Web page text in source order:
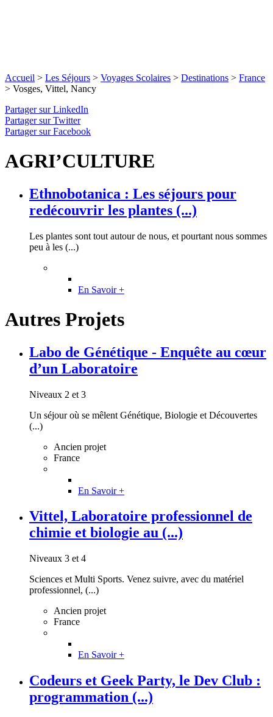
Accueil > Les Séjours > Voyages Scolaires > Destinations > France
> Vosges, Vittel, Nancy
Partager sur LinkedIn
Partager sur Twitter
Partager sur Facebook
AGRI’CULTURE
Ethnobotanica : Les séjours pour
redécouvrir les plantes (...)
Les plantes sont tout autour de nous, et pourtant nous sommes
peu à les (...)
En Savoir +
Autres Projets
Labo de Génétique - Enquête au cœur
d’un Laboratoire
Niveaux 2 et 3
Un séjour où se mêlent Génétique, Biologie et Découvertes
(...)
Ancien projet
France
En Savoir +
Vittel, Laboratoire professionnel de
chimie et biologie au (...)
Niveaux 3 et 4
Sciences et Multi Sports. Venez suivre, avec du matériel
professionnel, (...)
Ancien projet
France
En Savoir +
Codeurs et Geek Party, le Dev Club :
programmation (...)